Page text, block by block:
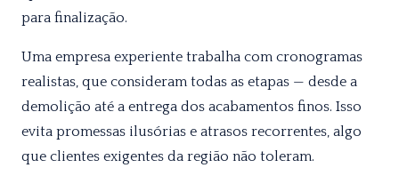
para finalização.
Uma empresa experiente trabalha com cronogramas
realistas, que consideram todas as etapas — desde a
demolição até a entrega dos acabamentos finos. Isso
evita promessas ilusórias e atrasos recorrentes, algo
que clientes exigentes da região não toleram.